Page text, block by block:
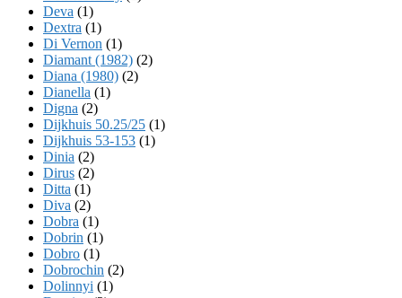
Deva (1)
Dextra (1)
Di Vernon (1)
Diamant (1982) (2)
Diana (1980) (2)
Dianella (1)
Digna (2)
Dijkhuis 50.25/25 (1)
Dijkhuis 53-153 (1)
Dinia (2)
Dirus (2)
Ditta (1)
Diva (2)
Dobra (1)
Dobrin (1)
Dobro (1)
Dobrochin (2)
Dolinnyi (1)